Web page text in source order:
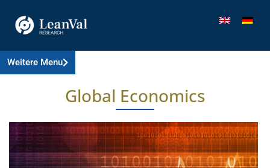
Weitere Menu
Global Economics